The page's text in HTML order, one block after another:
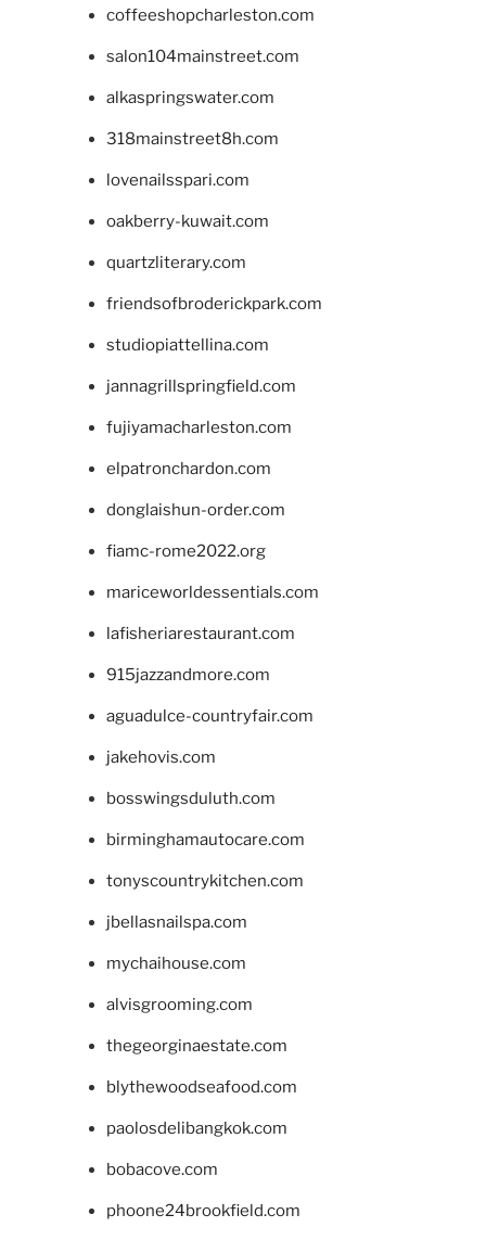
coffeeshopcharleston.com
salon104mainstreet.com
alkaspringswater.com
318mainstreet8h.com
lovenailsspari.com
oakberry-kuwait.com
quartzliterary.com
friendsofbroderickpark.com
studiopiattellina.com
jannagrillspringfield.com
fujiyamacharleston.com
elpatronchardon.com
donglaishun-order.com
fiamc-rome2022.org
mariceworldessentials.com
lafisheriarestaurant.com
915jazzandmore.com
aguadulce-countryfair.com
jakehovis.com
bosswingsduluth.com
birminghamautocare.com
tonyscountrykitchen.com
jbellasnailspa.com
mychaihouse.com
alvisgrooming.com
thegeorginaestate.com
blythewoodseafood.com
paolosdelibangkok.com
bobacove.com
phoone24brookfield.com